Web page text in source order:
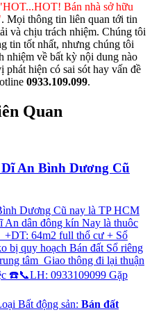
Bán nhà sở hữu
. Mọi thông tin liên quan tới tin
và chịu trách nhiệm. Chúng tôi
tin tốt nhất, nhưng chúng tôi
nhiệm về bất kỳ nội dung nào
hiện có sai sót hay vấn đề
0933.109.099.
Quan
An Bình Dương Cũ
Dương Cũ nay là TP HCM
dân đông kín Nay là thuôc
64m2 full thổ cư + Sổ
bị quy hoạch Bán đất Sổ riêng
tâm Giao thông đi lại thuận
☎️📞LH: 0933109099 Gặp
Bất động sản: Bán đất